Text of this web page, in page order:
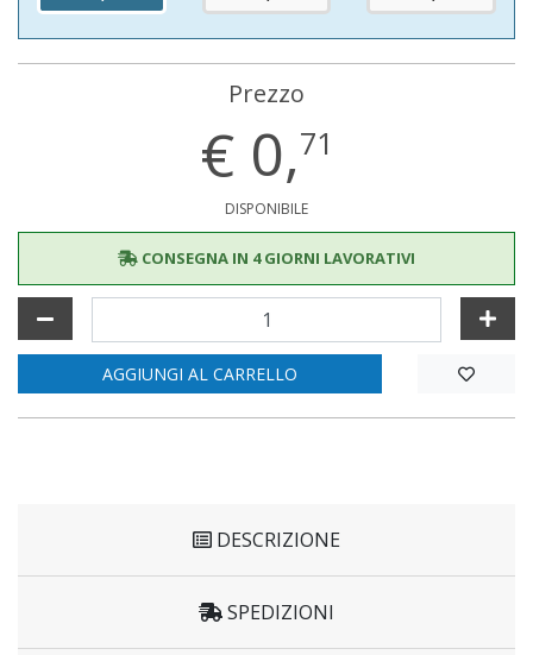
Prezzo
€ 0,71
DISPONIBILE
CONSEGNA IN 4 GIORNI LAVORATIVI
AGGIUNGI AL CARRELLO
DESCRIZIONE
SPEDIZIONI